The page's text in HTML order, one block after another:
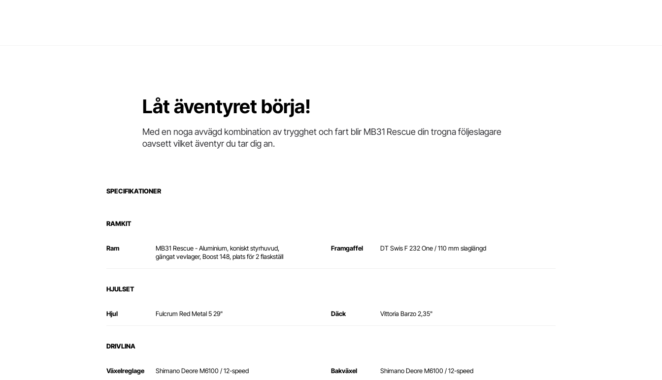
Låt äventyret börja!
Med en noga avvägd kombination av trygghet och fart blir MB31 Rescue din trogna följeslagare
oavsett vilket äventyr du tar dig an.
SPECIFIKATIONER
RAMKIT
Ram
MB31 Rescue - Aluminium, koniskt styrhuvud,
gängat vevlager, Boost 148, plats för 2 flaskställ
Framgaffel DT Swis F 232 One / 110 mm slaglängd
HJULSET
Hjul Fulcrum Red Metal 5 29" Däck Vittoria Barzo 2,35"
DRIVLINA
Växelreglage Shimano Deore M6100 / 12-speed Bakväxel Shimano Deore M6100 / 12-speed